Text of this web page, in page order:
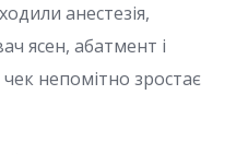
анестезія,
ясен, абатмент і
непомітно зростає